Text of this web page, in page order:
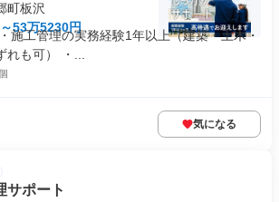
町板沢
53万5230円
施工管理の実務経験1年以上（建築・土木・
も可） ・...
気になる
サポート